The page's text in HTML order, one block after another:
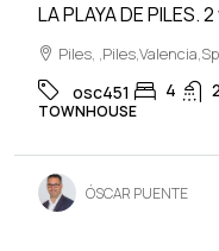
LA PLAYA DE
Piles,
osc451 4 2
TOWNHOUSE
ÓSCAR PUENTE